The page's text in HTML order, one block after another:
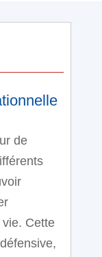
de
Cette